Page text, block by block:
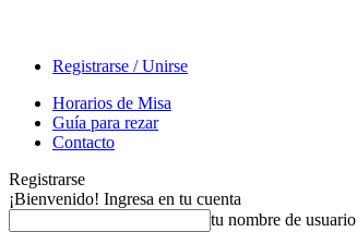
Registrarse / Unirse
Horarios de Misa
Guía para rezar
Contacto
Registrarse
¡Bienvenido! Ingresa en tu cuenta
tu nombre de usuario